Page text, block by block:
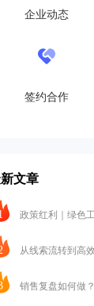
旗舰企业版
SaaS在线版
帮助中心
契机,活动策划公司
培训行业如雨后春
企业动态
签约合作
文章
政策红利｜绿色工
从线索流转到高效
销售复盘如何做？